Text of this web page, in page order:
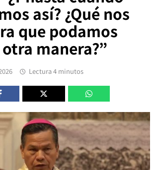
así? ¿Qué nos
que podamos
manera?”
Lectura 4 minutos